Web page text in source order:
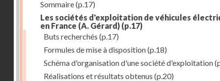
Sommaire(p.17)
Les sociétés d'exploitation de véhicules
en France (A. Gérard) (p.17)
Buts recherchés (p.17)
Formules de mise à disposition(p.18)
Schéma d'organisation d'une société d'exploitation
Réalisations et résultats obtenus (p.20)